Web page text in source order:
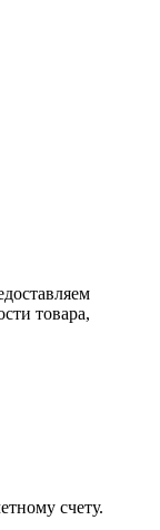
товара,
счету.